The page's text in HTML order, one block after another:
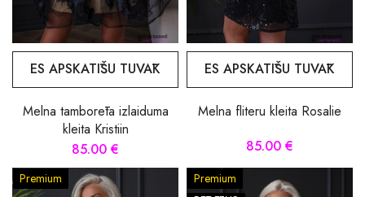
ES APSKATĪŠU TUVĀK
Melna tamborēta izlaiduma
kleita Kristiin
85.00 €
ES APSKATĪŠU TUVĀK
Melna fliteru kleita Rosalie
85.00 €
Premium
Premium